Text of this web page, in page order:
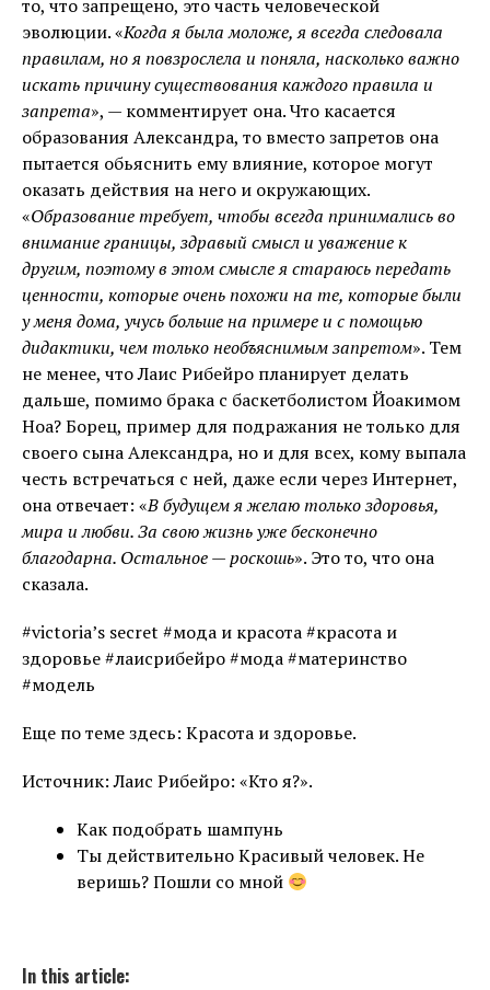
то, что запрещено, это часть человеческой
эволюции. «Когда я была моложе, я всегда следовала
правилам, но я повзрослела и поняла, насколько важно
искать причину существования каждого правила и
запрета», — комментирует она. Что касается
образования Александра, то вместо запретов она
пытается обьяснить ему влияние, которое могут
оказать действия на него и окружающих.
«Образование требует, чтобы всегда принимались во
внимание границы, здравый смысл и уважение к
другим, поэтому в этом смысле я стараюсь передать
ценности, которые очень похожи на те, которые были
у меня дома, учусь больше на примере и с помощью
дидактики, чем только необъяснимым запретом». Тем
не менее, что Лаис Рибейро планирует делать
дальше, помимо брака с баскетболистом Йоакимом
Ноа? Борец, пример для подражания не только для
своего сына Александра, но и для всех, кому выпала
честь встречаться с ней, даже если через Интернет,
она отвечает: «В будущем я желаю только здоровья,
мира и любви. За свою жизнь уже бесконечно
благодарна. Остальное — роскошь». Это то, что она
сказала.
#victoria’s secret #мода и красота #красота и
здоровье #лаисрибейро #мода #материнство
#модель
Еще по теме здесь: Красота и здоровье.
Источник: Лаис Рибейро: «Кто я?».
Как подобрать шампунь
Ты действительно Красивый человек. Не
веришь? Пошли со мной
In this article: